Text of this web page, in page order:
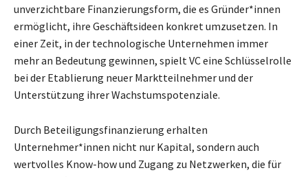
unverzichtbare Finanzierungsform, die es Gründer*innen
ermöglicht, ihre Geschäftsideen konkret umzusetzen. In
einer Zeit, in der technologische Unternehmen immer
mehr an Bedeutung gewinnen, spielt VC eine Schlüsselrolle
bei der Etablierung neuer Marktteilnehmer und der
Unterstützung ihrer Wachstumspotenziale.
Durch Beteiligungsfinanzierung erhalten
Unternehmer*innen nicht nur Kapital, sondern auch
wertvolles Know-how und Zugang zu Netzwerken, die für